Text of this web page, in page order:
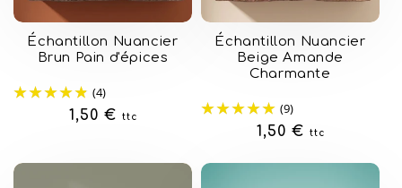
Échantillon Nuancier
Brun Pain d'épices
(4)
Prix
1,50 € ttc
Échantillon Nuancier
Beige Amande
Charmante
(9)
Prix
1,50 € ttc